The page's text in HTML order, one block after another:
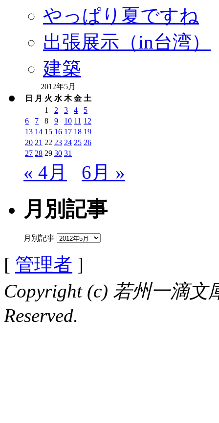
やっぱり夏ですね
出張展示（in台湾）
建築
2012年5月
日
月 火 水 木 金 土
1
2 3 4
5
6
7 8 9 10 11 12
13 14 15 16 17 18 19
20 21 22 23 24 25 26
27 28 29 30 31
« 4月 6月 »
月別記事
月別記事
[ 管理者 ]
Copyright (c) 若州一滴
Reserved.